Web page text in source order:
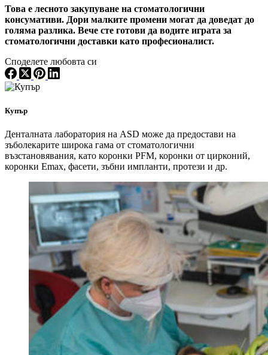
Това е лесното закупуване на стоматологични
консумативи. Дори малките промени могат да доведат до
голяма разлика. Вече сте готови да водите играта за
стоматологични доставки като професионалист.
Споделете любовта си
Купър
Денталната лаборатория на ASD може да предостави на
зъболекарите широка гама от стоматологични
възстановявания, като коронки PFM, коронки от цирконий,
коронки Emax, фасети, зъбни импланти, протези и др.